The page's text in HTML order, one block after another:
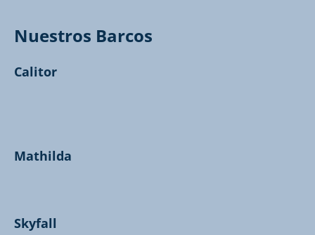
Nuestros Barcos
Calitor
Mathilda
Skyfall